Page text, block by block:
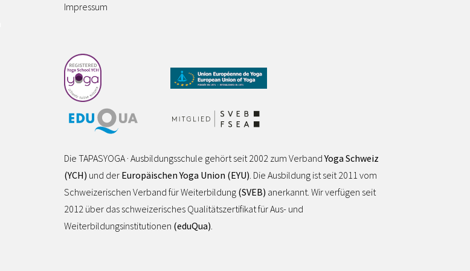
Impressum
Die TAPASYOGA · Ausbildungsschule gehört seit 2002 zum VerbandYoga Schweiz
(YCH) und der Europäischen Yoga Union (EYU) . Die Ausbildung ist seit 2011 vom
Schweizerischen Verband für Weiterbildung (SVEB) anerkannt. Wir verfügen seit
2012 über das schweizerisches Qualitätszertifikat für Aus- und
Weiterbildungsinstitutionen (eduQua)